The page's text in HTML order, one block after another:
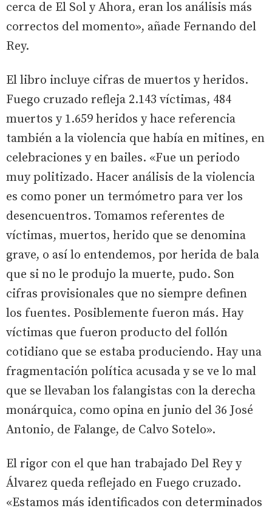
cerca de El Sol y Ahora, eran los análisis más
correctos del momento», añade Fernando del
Rey.
El libro incluye cifras de muertos y heridos.
Fuego cruzado refleja 2.143 víctimas, 484
muertos y 1.659 heridos y hace referencia
también a la violencia que había en mitines, en
celebraciones y en bailes. «Fue un periodo
muy politizado. Hacer análisis de la violencia
es como poner un termómetro para ver los
desencuentros. Tomamos referentes de
víctimas, muertos, herido que se denomina
grave, o así lo entendemos, por herida de bala
que si no le produjo la muerte, pudo. Son
cifras provisionales que no siempre definen
los fuentes. Posiblemente fueron más. Hay
víctimas que fueron producto del follón
cotidiano que se estaba produciendo. Hay una
fragmentación política acusada y se ve lo mal
que se llevaban los falangistas con la derecha
monárquica, como opina en junio del 36 José
Antonio, de Falange, de Calvo Sotelo».
El rigor con el que han trabajado Del Rey y
Álvarez queda reflejado en Fuego cruzado.
«Estamos más identificados con determinados